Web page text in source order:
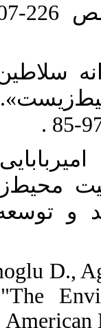
توسعه
D.,